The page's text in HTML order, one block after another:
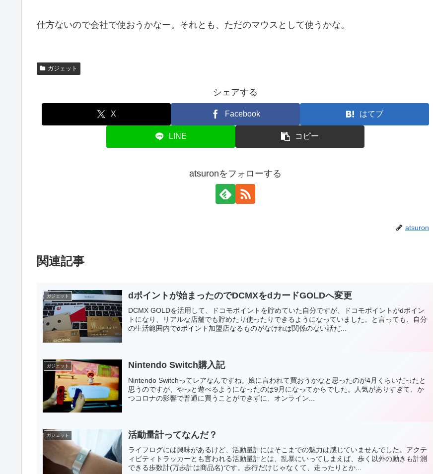
仕方ないので会社で使おうかなー。それとも、ただのマウスとして使うかな。
ガジェット
シェアする
X Facebook はてブ
LINE コピー
atsuronをフォローする
atsuron
関連記事
ガジェット dポイントが始まったのでDCMXをdカードGOLDへ変更
DCMX GOLDを活用して、ドコモポイントを貯めていた自分ですが、ドコモポイントがdポイン
トになり、リアルな店舗でも貯めたり使ったりできるようになっていました。と言っても、自分
の生活範囲内でdポイント加盟店なるものがなければ関係のない話だ...
ガジェット Nintendo Switch購入記
Nintendo Switchってレアなんですね。娘に言われて買おうかなと思ったのが4月くらいだったと
思うのですが、やっと遊べるようになったのは9月になってからでした。人気がありすぎて、か
つコロナの影響で普通に買うことができずに、オンライン...
ガジェット 活動量計ってなんだ？
ライフログには興味があるけど、活動量計にはそこまでの魅力は感じていませんでした。アクテ
ィビティトラッカーとも言われる活動量計とは、乱暴にいってしまえば、歩く以外の動きも計測
できる歩数計(万歩計は商品名)です。歩行だけじゃなくて、走ったりとか...